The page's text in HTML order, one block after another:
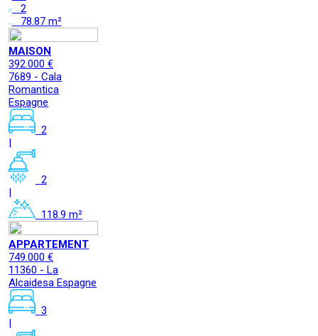
2
78.87 m²
MAISON
392.000 €
7689 - Cala
Romantica
Espagne
2
2
|
118.9 m²
APPARTEMENT
749.000 €
11360 - La
Alcaidesa Espagne
3
|